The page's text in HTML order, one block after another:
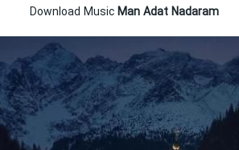
Download Music
Man Adat Nadaram